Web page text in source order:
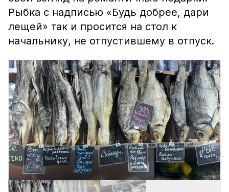
Рыбка с надписью «Будь добрее, дари
лещей» так и просится на стол к
начальнику, не отпустившему в отпуск.